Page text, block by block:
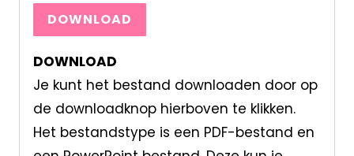
DOWNLOAD
DOWNLOAD
Je kunt het bestand downloaden door op
de downloadknop hierboven te klikken.
Het bestandstype is een PDF-bestand en